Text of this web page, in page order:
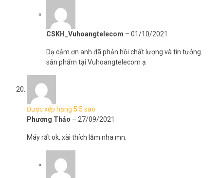
CSKH_Vuhoangtelecom – 01/10/2021
Dạ cảm ơn anh đã phản hồi chất lượng và tin tưởng
sản phẩm tại Vuhoangtelecom ạ
Được xếp hạng 5 5 sao
Phương Thảo – 27/09/2021
Máy rất ok, xài thích lắm nha mn.